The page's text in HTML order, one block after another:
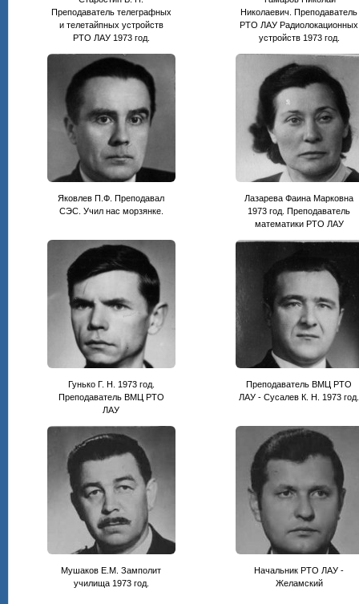
Преподаватель телеграфных
и телетайпных устройств
РТО ЛАУ 1973 год.
Николаевич. Преподаватель
РТО ЛАУ Радиолокационных
устройств 1973 год.
Яковлев П.Ф. Преподавал
СЭС. Учил нас морзянке.
Лазарева Фаина Марковна
1973 год. Преподаватель
математики РТО ЛАУ
Гунько Г. Н. 1973 год.
Преподаватель ВМЦ РТО
ЛАУ
Преподаватель ВМЦ РТО
ЛАУ - Сусалев К. Н. 1973 год.
Мушаков Е.М. Замполит
училища 1973 год.
Начальник РТО ЛАУ -
Желамский